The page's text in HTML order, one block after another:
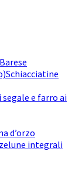
Schiacciatine
segale e farro ai
d’orzo
integrali